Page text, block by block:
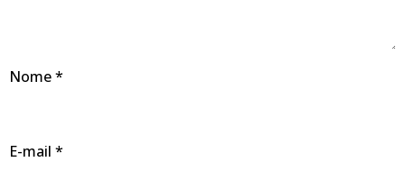
Nome*
E-mail *